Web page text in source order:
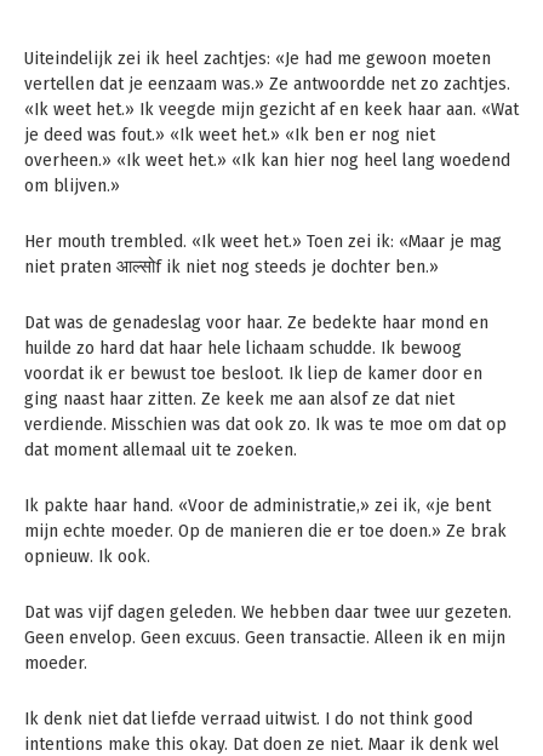
Uiteindelijk zei ik heel zachtjes: «Je had me gewoon moeten
vertellen dat je eenzaam was.» Ze antwoordde net zo zachtjes.
«Ik weet het.» Ik veegde mijn gezicht af en keek haar aan. «Wat
je deed was fout.» «Ik weet het.» «Ik ben er nog niet
overheen.» «Ik weet het.» «Ik kan hier nog heel lang woedend
om blijven.»
Her mouth trembled. «Ik weet het.» Toen zei ik: «Maar je mag
niet praten आल्सोf ik niet nog steeds je dochter ben.»
Dat was de genadeslag voor haar. Ze bedekte haar mond en
huilde zo hard dat haar hele lichaam schudde. Ik bewoog
voordat ik er bewust toe besloot. Ik liep de kamer door en
ging naast haar zitten. Ze keek me aan alsof ze dat niet
verdiende. Misschien was dat ook zo. Ik was te moe om dat op
dat moment allemaal uit te zoeken.
Ik pakte haar hand. «Voor de administratie,» zei ik, «je bent
mijn echte moeder. Op de manieren die er toe doen.» Ze brak
opnieuw. Ik ook.
Dat was vijf dagen geleden. We hebben daar twee uur gezeten.
Geen envelop. Geen excuus. Geen transactie. Alleen ik en mijn
moeder.
Ik denk niet dat liefde verraad uitwist. I do not think good
intentions make this okay. Dat doen ze niet. Maar ik denk wel